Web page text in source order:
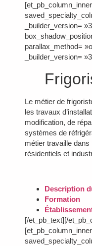
_builder_version=
parallax_method=
_builder_version=
Le métier de
les travaux
modification, de
systèmes de
métier travaille
résidentiels et
Description
Formation
[/et_pb_text][/